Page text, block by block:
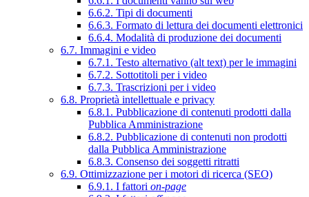
6.6.2. Tipi di documenti
6.6.3. Formato di lettura dei documenti elettronici
6.6.4. Modalità di produzione dei documenti
6.7. Immagini e video
6.7.1. Testo alternativo (alt text) per le immagini
6.7.2. Sottotitoli per i video
6.7.3. Trascrizioni per i video
6.8. Proprietà intellettuale e privacy
6.8.1. Pubblicazione di contenuti prodotti dalla
Pubblica Amministrazione
6.8.2. Pubblicazione di contenuti non prodotti
dalla Pubblica Amministrazione
6.8.3. Consenso dei soggetti ritratti
6.9. Ottimizzazione per i motori di ricerca (SEO)
6.9.1. I fattori on-page